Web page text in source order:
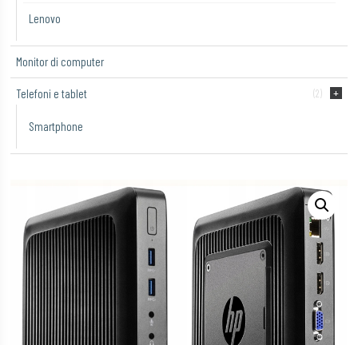
Lenovo
Monitor di computer
Telefoni e tablet (2)
Smartphone